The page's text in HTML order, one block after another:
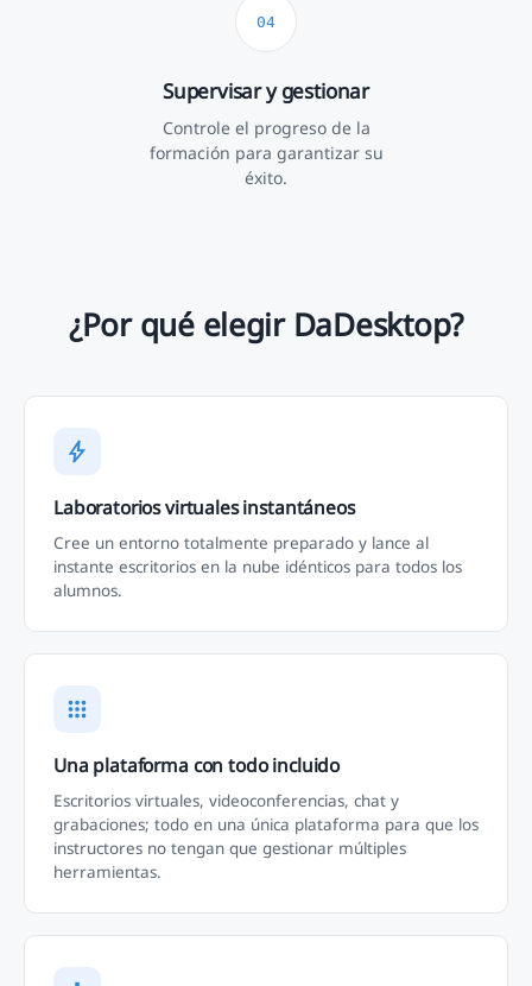
Supervisar y gestionar
Controle el progreso de la
formación para garantizar su
éxito.
¿Por qué elegir DaDesktop?
Laboratorios virtuales instantáneos
Cree un entorno totalmente preparado y lance al
instante escritorios en la nube idénticos para todos los
alumnos.
Una plataforma con todo incluido
Escritorios virtuales, videoconferencias, chat y
grabaciones; todo en una única plataforma para que los
instructores no tengan que gestionar múltiples
herramientas.